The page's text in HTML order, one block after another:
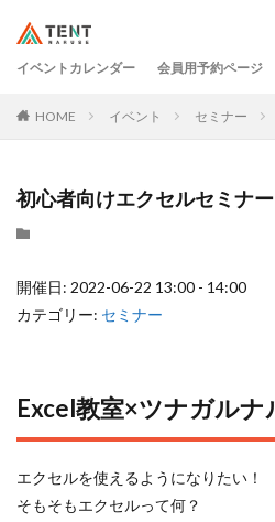
イベントカレンダー 会員用予約ページ
HOME イベント セミナー
初心者向けエクセルセミナー
開催日: 2022-06-22 13:00 - 14:00
カテゴリー: セミナー
Excel教室×ツナガルナ
エクセルを使えるようになりたい！
そもそもエクセルって何？